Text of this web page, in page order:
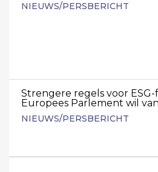
NIEUWS/PERSBERICHT
Strengere regels voor
Europees Parlement wil
NIEUWS/PERSBERICHT